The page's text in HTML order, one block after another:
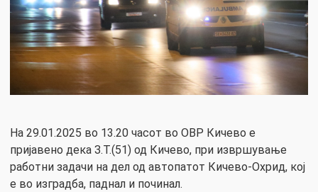
На 29.01.2025 во 13.20 часот во ОВР Кичево е
пријавено дека З.Т.(51) од Кичево, при извршување
работни задачи на дел од автопатот Кичево-Охрид, кој
е во изградба, паднал и починал.